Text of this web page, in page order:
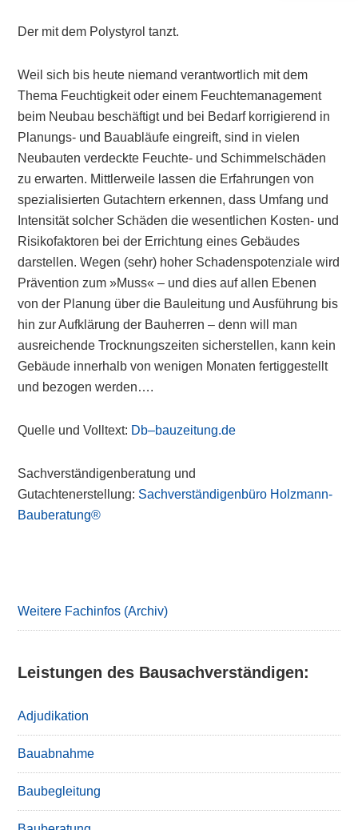
Der mit dem Polystyrol tanzt.
Weil sich bis heute niemand verantwortlich mit dem
Thema Feuchtigkeit oder einem Feuchtemanagement
beim Neubau beschäftigt und bei Bedarf korrigierend in
Planungs- und Bauabläufe eingreift, sind in vielen
Neubauten verdeckte Feuchte- und Schimmelschäden
zu erwarten. Mittlerweile lassen die Erfahrungen von
spezialisierten Gutachtern erkennen, dass Umfang und
Intensität solcher Schäden die wesentlichen Kosten- und
Risikofaktoren bei der Errichtung eines Gebäudes
darstellen. Wegen (sehr) hoher Schadenspotenziale wird
Prävention zum »Muss« – und dies auf allen Ebenen
von der Planung über die Bauleitung und Ausführung bis
hin zur Aufklärung der Bauherren – denn will man
ausreichende Trocknungszeiten sicherstellen, kann kein
Gebäude innerhalb von wenigen Monaten fertiggestellt
und bezogen werden….
Quelle und Volltext: Db–bauzeitung.de
Sachverständigenberatung und
Gutachtenerstellung: Sachverständigenbüro Holzmann-
Bauberatung®
Weitere Fachinfos (Archiv)
Leistungen des Bausachverständigen:
Adjudikation
Bauabnahme
Baubegleitung